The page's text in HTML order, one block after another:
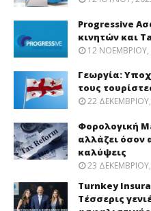
Progressive
κινητών και
12 ΝΟΕΜΒΡΊΟΥ,
Γεωργία:
τους
22
Φορολογική
αλλάζει όσον
καλύψεις
23
Turnkey
Τέσσερις